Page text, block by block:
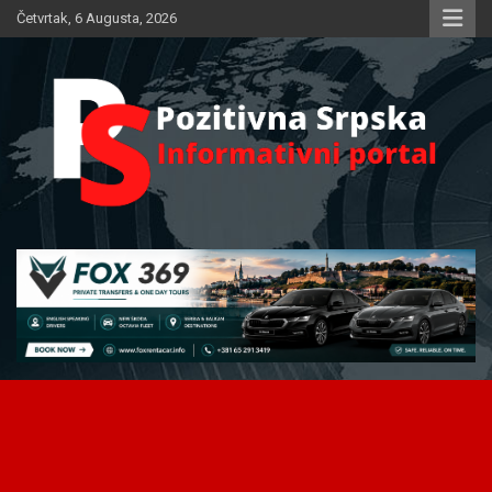
Skip
to
Četvrtak, 6 Augusta, 2026
Pozitivna Srpska